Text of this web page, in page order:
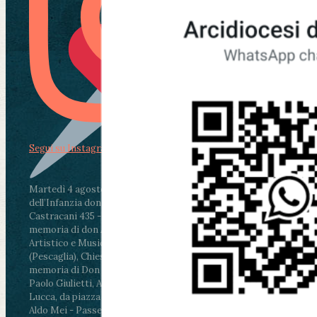
Martedì 4 agosto2026
ore 11:30 - Lucca, Scuola
dell’Infanzia don Aldo Mei - Viale Castruccio
Castracani 435 - Inaugurazione murales in
memoria di don Aldo Mei curato dal Liceo
Artistico e Musicale “Passaglia”
ore 18 - Fiano
(Pescaglia), Chiesa parrocchiale - Messa in
memoria di Don Aldo Mei celebrata da mons.
Paolo Giulietti, Arcivescovo di Lucca
ore 20.30 -
Lucca, da piazza San Michele al Cippo di don
Aldo Mei - Passeggiata della Memoria in alcuni
Segui su Instagram